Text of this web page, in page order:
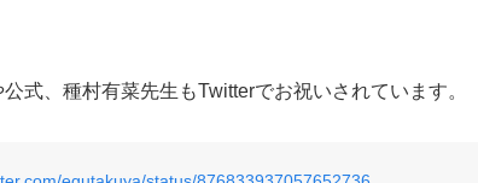
式、種村有菜先生もTwitterでお祝いされています。